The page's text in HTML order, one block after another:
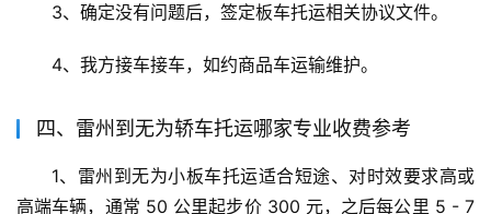
3、确定没有问题后，签定板车托运相关协议文件。
4、我方接车接车，如约商品车运输维护。
四、雷州到无为轿车托运哪家专业收费参考
1、雷州到无为小板车托运适合短途、对时效要求高或
高端车辆，通常 50 公里起步价 300 元，之后每公里 5 - 7